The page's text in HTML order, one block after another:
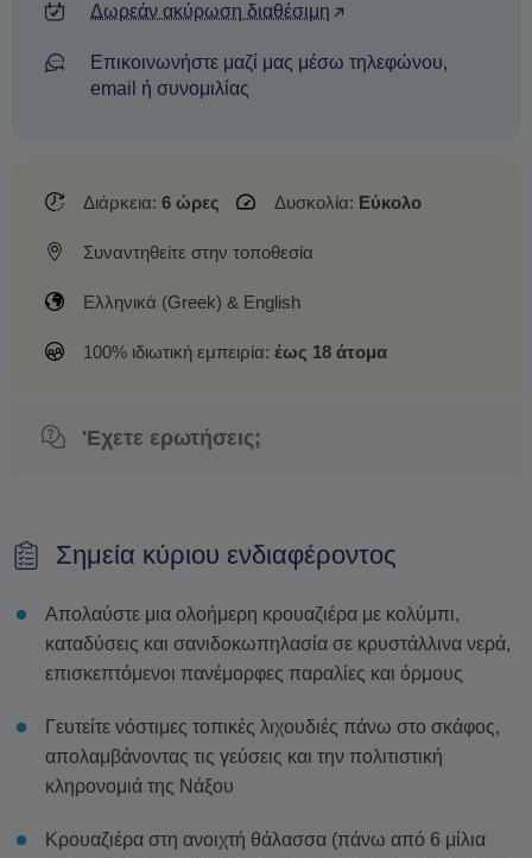
Δωρεάν ακύρωση διαθέσιμη
Επικοινωνήστε μαζί μας μέσω τηλεφώνου,
email ή συνομιλίας
Διάρκεια: 6 ώρες Δυσκολία: Εύκολο
Συναντηθείτε στην τοποθεσία
Ελληνικά (Greek) & English
100% ιδιωτική εμπειρία: έως 18 άτομα
'Εχετε ερωτήσεις;
Σημεία κύριου ενδιαφέροντος
Απολαύστε μια ολοήμερη κρουαζιέρα με κολύμπι,
καταδύσεις και σανιδοκωπηλασία σε κρυστάλλινα νερά,
επισκεπτόμενοι πανέμορφες παραλίες και όρμους
Γευτείτε νόστιμες τοπικές λιχουδιές πάνω στο σκάφος,
απολαμβάνοντας τις γεύσεις και την πολιτιστική
κληρονομιά της Νάξου
Κρουαζιέρα στη ανοιχτή θάλασσα (πάνω από 6 μίλια